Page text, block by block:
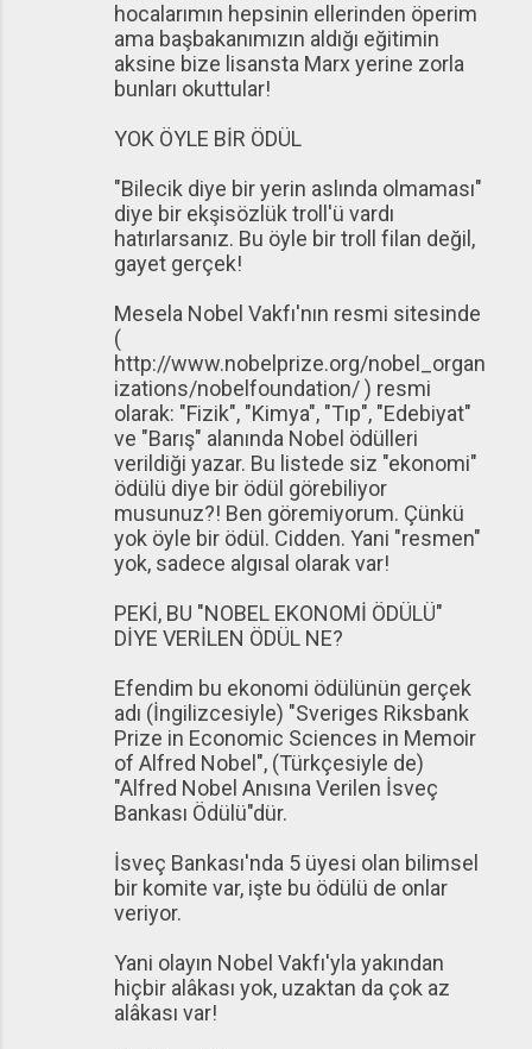
hocalarımın hepsinin ellerinden öperim
ama başbakanımızın aldığı eğitimin
aksine bize lisansta Marx yerine zorla
bunları okuttular!
YOK ÖYLE BİR ÖDÜL
"Bilecik diye bir yerin aslında olmaması"
diye bir ekşisözlük troll'ü vardı
hatırlarsanız. Bu öyle bir troll filan değil,
gayet gerçek!
Mesela Nobel Vakfı'nın resmi sitesinde
(
http://www.nobelprize.org/nobel_organ
izations/nobelfoundation/ ) resmi
olarak: "Fizik", "Kimya", "Tıp", "Edebiyat"
ve "Barış" alanında Nobel ödülleri
verildiği yazar. Bu listede siz "ekonomi"
ödülü diye bir ödül görebiliyor
musunuz?! Ben göremiyorum. Çünkü
yok öyle bir ödül. Cidden. Yani "resmen"
yok, sadece algısal olarak var!
PEKİ, BU "NOBEL EKONOMİ ÖDÜLÜ"
DİYE VERİLEN ÖDÜL NE?
Efendim bu ekonomi ödülünün gerçek
adı (İngilizcesiyle) "Sveriges Riksbank
Prize in Economic Sciences in Memoir
of Alfred Nobel", (Türkçesiyle de)
"Alfred Nobel Anısına Verilen İsveç
Bankası Ödülü"dür.
İsveç Bankası'nda 5 üyesi olan bilimsel
bir komite var, işte bu ödülü de onlar
veriyor.
Yani olayın Nobel Vakfı'yla yakından
hiçbir alâkası yok, uzaktan da çok az
alâkası var!